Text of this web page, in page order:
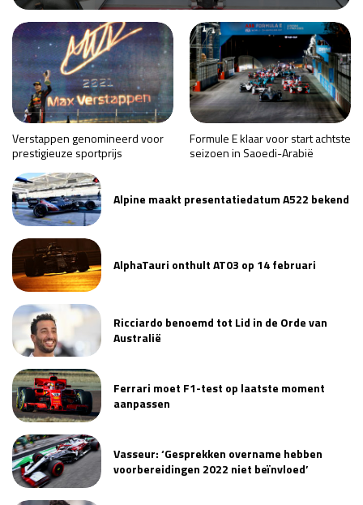
Kwalificatie
za 19:00 - 20:00
Race
zo 17:00 - 19:00
Verstappen genomineerd voor
prestigieuze sportprijs
Formule E klaar voor start achtste
seizoen in Saoedi-Arabië
Alpine maakt presentatiedatum A522 bekend
AlphaTauri onthult AT03 op 14 februari
Ricciardo benoemd tot Lid in de Orde van
Australië
Ferrari moet F1-test op laatste moment
aanpassen
Vasseur: ‘Gesprekken overname hebben
voorbereidingen 2022 niet beïnvloed’